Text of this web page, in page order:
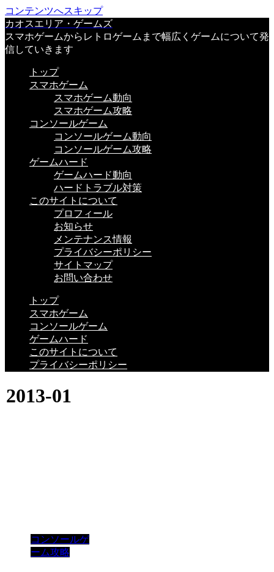
コンテンツへスキップ
カオスエリア・ゲームズ
スマホゲームからレトロゲームまで幅広くゲームについて発
信していきます
トップ
スマホゲーム
スマホゲーム動向
スマホゲーム攻略
コンソールゲーム
コンソールゲーム動向
コンソールゲーム攻略
ゲームハード
ゲームハード動向
ハードトラブル対策
このサイトについて
プロフィール
お知らせ
メンテナンス情報
プライバシーポリシー
サイトマップ
お問い合わせ
トップ
スマホゲーム
コンソールゲーム
ゲームハード
このサイトについて
プライバシーポリシー
2013-01
コンソールゲ
ーム攻略